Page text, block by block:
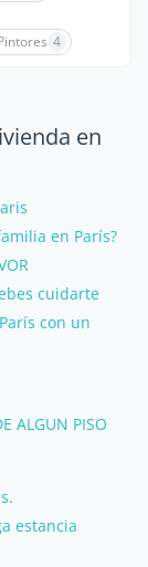
4
en
en París?
cuidarte
con un
ALGUN PISO
estancia